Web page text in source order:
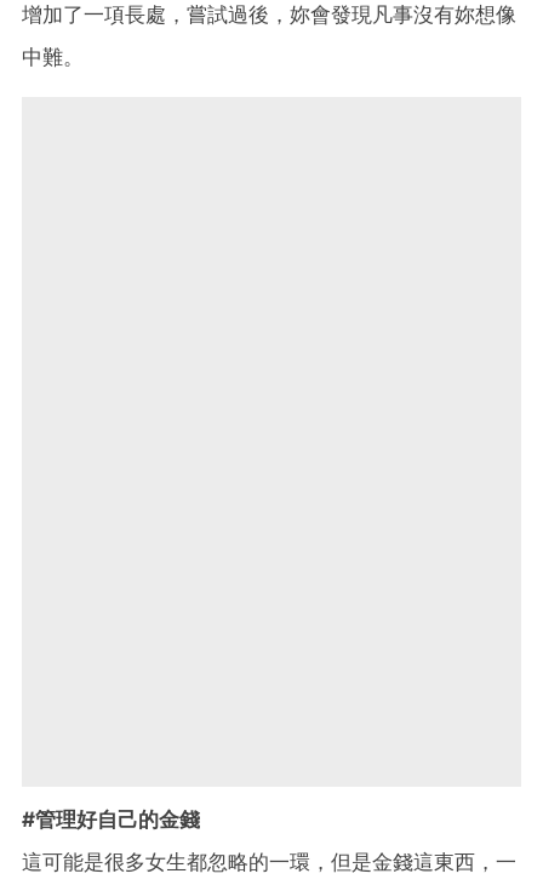
增加了一項長處，嘗試過後，妳會發現凡事沒有妳想像
中難。
#管理好自己的金錢
這可能是很多女生都忽略的一環，但是金錢這東西，一